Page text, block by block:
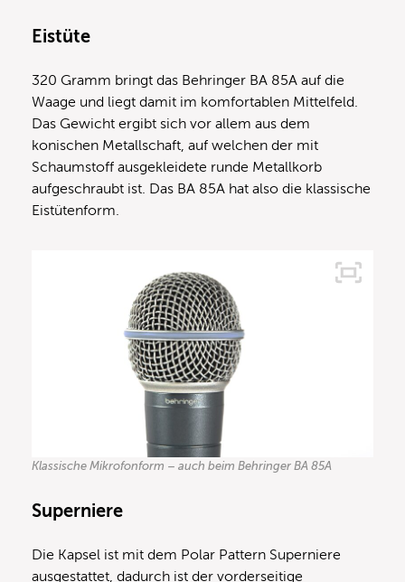
Eistüte
320 Gramm bringt das Behringer BA 85A auf die
Waage und liegt damit im komfortablen Mittelfeld.
Das Gewicht ergibt sich vor allem aus dem
konischen Metallschaft, auf welchen der mit
Schaumstoff ausgekleidete runde Metallkorb
aufgeschraubt ist. Das BA 85A hat also die klassische
Eistütenform.
Klassische Mikrofonform – auch beim Behringer BA 85A
Superniere
Die Kapsel ist mit dem Polar Pattern Superniere
ausgestattet, dadurch ist der vorderseitige